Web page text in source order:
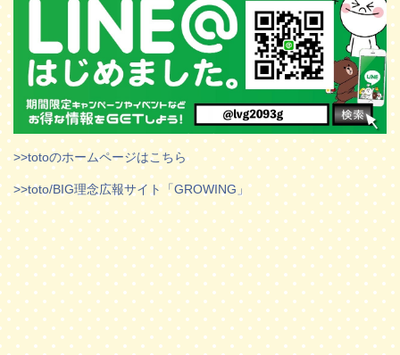
>>totoのホームページはこちら
>>toto/BIG理念広報サイト「GROWING」